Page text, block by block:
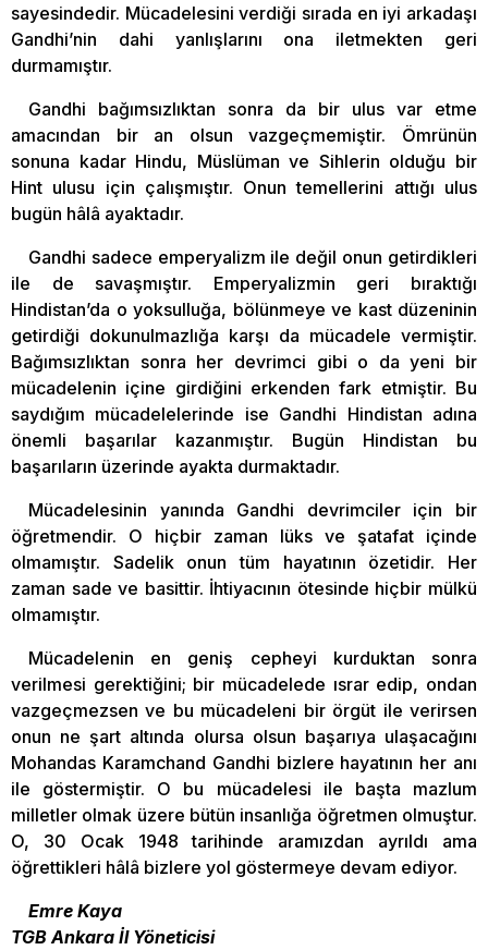
sayesindedir. Mücadelesini verdiği sırada en iyi arkadaşı
Gandhi’nin dahi yanlışlarını ona iletmekten geri
durmamıştır.
Gandhi bağımsızlıktan sonra da bir ulus var etme
amacından bir an olsun vazgeçmemiştir. Ömrünün
sonuna kadar Hindu, Müslüman ve Sihlerin olduğu bir
Hint ulusu için çalışmıştır. Onun temellerini attığı ulus
bugün hâlâ ayaktadır.
Gandhi sadece emperyalizm ile değil onun getirdikleri
ile de savaşmıştır. Emperyalizmin geri bıraktığı
Hindistan’da o yoksulluğa, bölünmeye ve kast düzeninin
getirdiği dokunulmazlığa karşı da mücadele vermiştir.
Bağımsızlıktan sonra her devrimci gibi o da yeni bir
mücadelenin içine girdiğini erkenden fark etmiştir. Bu
saydığım mücadelelerinde ise Gandhi Hindistan adına
önemli başarılar kazanmıştır. Bugün Hindistan bu
başarıların üzerinde ayakta durmaktadır.
Mücadelesinin yanında Gandhi devrimciler için bir
öğretmendir. O hiçbir zaman lüks ve şatafat içinde
olmamıştır. Sadelik onun tüm hayatının özetidir. Her
zaman sade ve basittir. İhtiyacının ötesinde hiçbir mülkü
olmamıştır.
Mücadelenin en geniş cepheyi kurduktan sonra
verilmesi gerektiğini; bir mücadelede ısrar edip, ondan
vazgeçmezsen ve bu mücadeleni bir örgüt ile verirsen
onun ne şart altında olursa olsun başarıya ulaşacağını
Mohandas Karamchand Gandhi bizlere hayatının her anı
ile göstermiştir. O bu mücadelesi ile başta mazlum
milletler olmak üzere bütün insanlığa öğretmen olmuştur.
O, 30 Ocak 1948 tarihinde aramızdan ayrıldı ama
öğrettikleri hâlâ bizlere yol göstermeye devam ediyor.
Emre Kaya
TGB Ankara İl Yöneticisi